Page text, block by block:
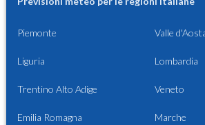
Piemonte Valle
Liguria Lombardia
Trentino Alto Adige Veneto
Emilia Romagna Marche